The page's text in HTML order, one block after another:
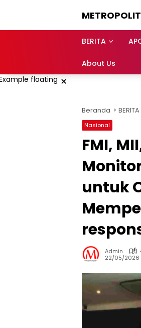
BERITA
About Us
×
Beranda BERITA
Nasional
FMI,
untuk
Admin
22/05/2026